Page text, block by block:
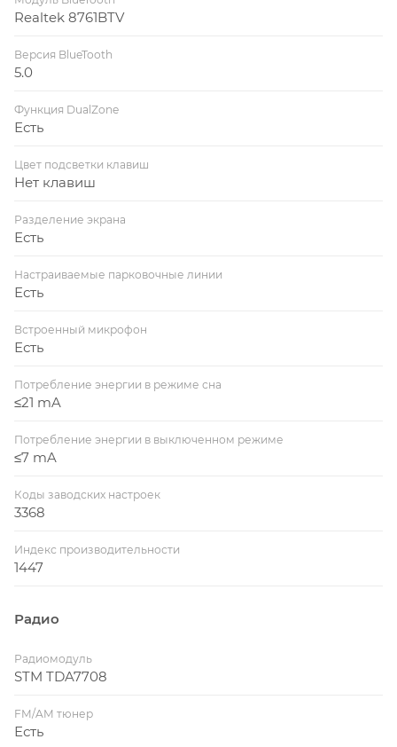
Realtek 8761BTV
Версия BlueTooth
5.0
Функция DualZone
Есть
Цвет подсветки клавиш
Нет клавиш
Разделение экрана
Есть
Настраиваемые парковочные линии
Есть
Встроенный микрофон
Есть
Потребление энергии в режиме сна
≤21 mA
Потребление энергии в выключенном режиме
≤7 mA
Коды заводских настроек
3368
Индекс производительности
1447
Радио
Радиомодуль
STM TDA7708
FM/AM тюнер
Есть